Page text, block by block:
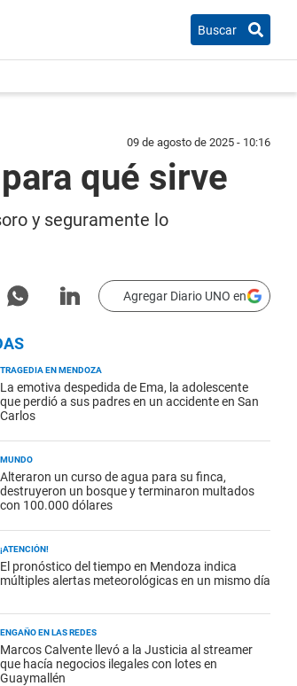
Buscar
09 de agosto de 2025 - 10:16
qué sirve
y seguramente lo
Agregar Diario UNO en
TRAGEDIA EN MENDOZA
La emotiva despedida de Ema, la adolescente
que perdió a sus padres en un accidente en San
Carlos
MUNDO
Alteraron un curso de agua para su finca,
destruyeron un bosque y terminaron multados
con 100.000 dólares
¡ATENCIÓN!
El pronóstico del tiempo en Mendoza indica
múltiples alertas meteorológicas en un mismo día
ENGAÑO EN LAS REDES
Marcos Calvente llevó a la Justicia al streamer
que hacía negocios ilegales con lotes en
Guaymallén